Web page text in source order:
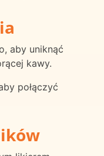
aby uniknąć
kawy.
połączyć